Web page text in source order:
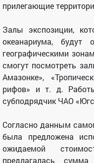
прилегающие
Залы экспозиции,
океанариума, будут
географическими
смогут посмотреть
Амазонке»,
рифов» и т. д.
субподрядчик ЧАО
Согласно данным
была предложена
ожидаемой
предлагалась